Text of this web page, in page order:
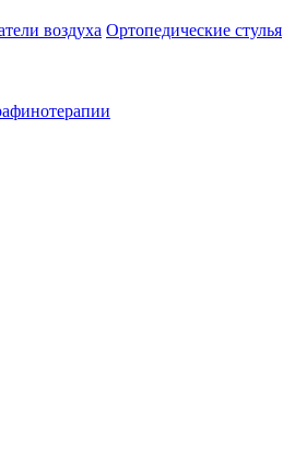
воздуха Ортопедические стулья